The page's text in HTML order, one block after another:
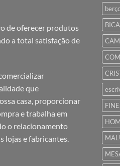
de oferecer produtos
a total satisfação de
que
casa, proporcionar
e trabalha em
o relacionamento
lojas e fabricantes.